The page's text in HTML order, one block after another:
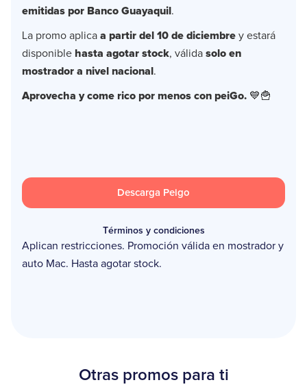
emitidas por Banco Guayaquil .
La promo aplica a partir del 10 de diciembre y estará
disponible hasta agotar stock, válida solo en
mostrador a nivel nacional .
Aprovecha y come rico por menos con peiGo. 💙🍟
Descarga Peigo
Términos y condiciones
Aplican restricciones. Promoción válida en mostrador y
auto Mac. Hasta agotar stock.
Otras promos para ti